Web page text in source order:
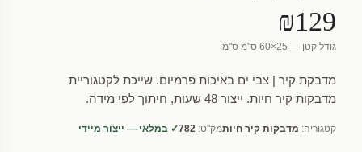
₪129
גודל קטן — 25×60 ס"מ ס"מ
מדבקת קיר | צבי ים באיכות פרמיום. שייכת לקטגוריית
מדבקות קיר חיות. ייצור 48 שעות, חיתוך לפי מידה.
קטגוריה: מדבקות קיר חיותמק"ט: 782✓ במלאי — ייצור מיידי